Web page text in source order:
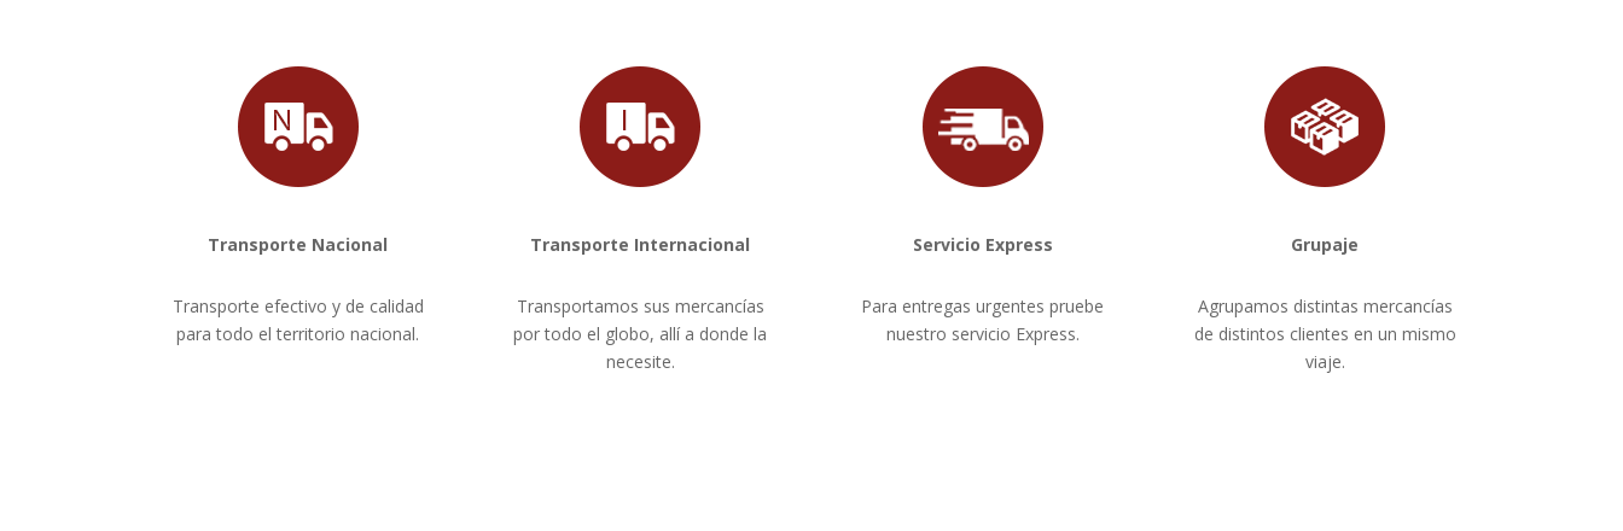
Transporte Nacional
Transporte efectivo y de calidad
para todo el territorio nacional.
Transporte Internacional
Transportamos sus mercancías
por todo el globo, allí a donde la
necesite.
Servicio Express
Para entregas urgentes pruebe
nuestro servicio Express.
Grupaje
Agrupamos distintas mercancías
de distintos clientes en un mismo
viaje.